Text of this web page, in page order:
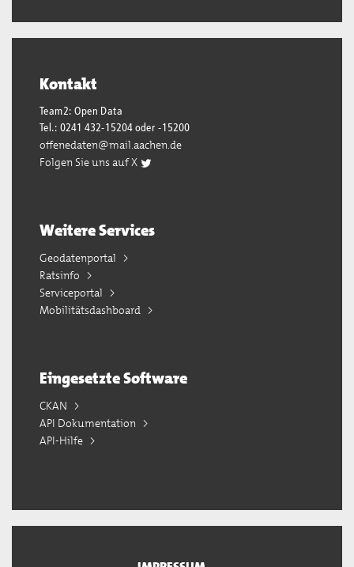
Kontakt
Team2: Open Data
Tel.: 0241 432-15204 oder -15200
offenedaten@mail.aachen.de
Folgen Sie uns auf X
Weitere Services
Geodatenportal
Ratsinfo
Serviceportal
Mobilitätsdashboard
Eingesetzte Software
CKAN
API Dokumentation
API-Hilfe